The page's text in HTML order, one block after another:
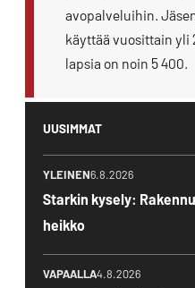
avopalveluihin.
käyttää vuosittain yli
lapsia on noin 5 400.
UUSIMMAT
YLEINEN6.8.2026
Starkin kysely:
heikko
VAPAALLA4.8.2026